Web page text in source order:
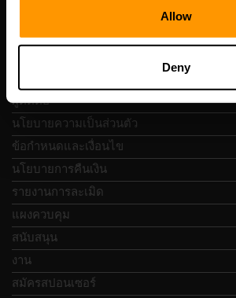
Allow
Deny
การนำทางแบบรวดเร็ว
ผู้ติดต่อ
นโยบายความเป็นส่วนตัว
ข้อกำหนดและเงื่อนไข
นโยบายการคืนเงิน
รายงานการละเมิด
แผงควบคุม
สนับสนุน
งาน
สมัครสปอนเซอร์